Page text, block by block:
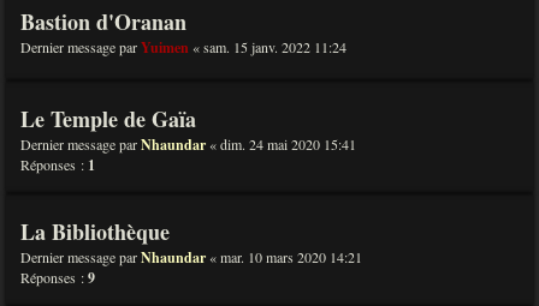
Bastion d'Oranan
Dernier message parYuimen «sam. 15 janv. 2022 11:24
Le Temple de Gaïa
Dernier message parNhaundar «dim. 24 mai 2020 15:41
Réponses : 1
La Bibliothèque
Dernier message parNhaundar «mar. 10 mars 2020 14:21
Réponses :9